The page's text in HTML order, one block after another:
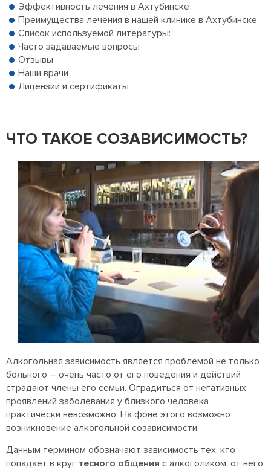
Эффективность лечения в Ахтубинске
Преимущества лечения в нашей клинике в Ахтубинске
Список используемой литературы:
Часто задаваемые вопросы
Отзывы
Наши врачи
Лицензии и сертификаты
ЧТО ТАКОЕ СОЗАВИСИМОСТЬ?
Алкогольная зависимость является проблемой не только
больного – очень часто от его поведения и действий
страдают члены его семьи. Оградиться от негативных
проявлений заболевания у близкого человека
практически невозможно. На фоне этого возможно
возникновение алкогольной созависимости.
Данным термином обозначают зависимость тех, кто
попадает в круг тесного общения с алкоголиком, от него